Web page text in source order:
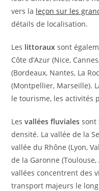
vers la leçon sur les
détails de localisation.
Les littoraux sont
Côte d’Azur (Nice,
(Bordeaux, Nantes, La
(Montpellier, Marseille).
le tourisme, les activités
Lesvallées fluviales sont
densité. La vallée de la
vallée du Rhône (Lyon,
de la Garonne
vallées concentrent des
transport majeurs le